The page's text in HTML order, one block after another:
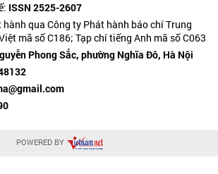
ISSN 2525-2607
qua Công ty Phát hành báo chí Trung
mã số C186; Tạp chí tiếng Anh mã số C063
Phong Sắc, phường Nghĩa Đô, Hà Nội
POWERED BY